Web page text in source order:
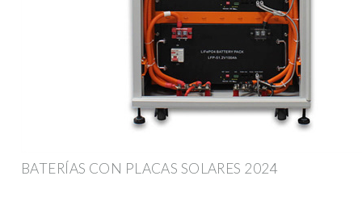
BATERÍAS CON PLACAS SOLARES 2024